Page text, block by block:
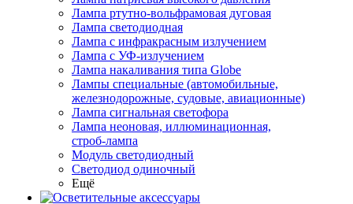
Лампа ртутно-вольфрамовая дуговая
Лампа светодиодная
Лампа с инфракрасным излучением
Лампа с УФ-излучением
Лампа накаливания типа Globe
Лампы специальные (автомобильные,
железнодорожные, судовые, авиационные)
Лампа сигнальная светофора
Лампа неоновая, иллюминационная,
строб-лампа
Модуль светодиодный
Светодиод одиночный
Ещё